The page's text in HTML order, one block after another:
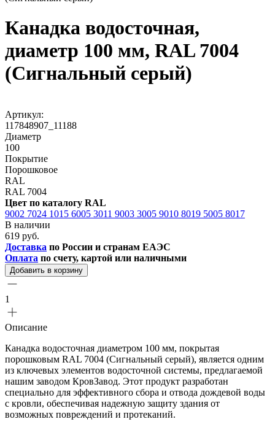
Канадка водосточная,
диаметр 100 мм, RAL 7004
(Сигнальный серый)
Артикул:
117848907_11188
Диаметр
100
Покрытие
Порошковое
RAL
RAL 7004
Цвет по каталогу RAL
9002 7024 1015 6005 3011 9003 3005 9010 8019 5005 8017
В наличии
619 руб.
Доставка по России и странам ЕАЭС
Оплата по счету, картой или наличными
Добавить в корзину
1
Описание
Канадка водосточная диаметром 100 мм, покрытая
порошковым RAL 7004 (Сигнальный серый), является одним
из ключевых элементов водосточной системы, предлагаемой
нашим заводом КровЗавод. Этот продукт разработан
специально для эффективного сбора и отвода дождевой воды
с кровли, обеспечивая надежную защиту здания от
возможных повреждений и протеканий.